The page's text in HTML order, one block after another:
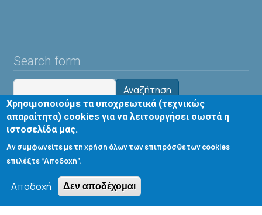
Search form
Αναζήτηση
Tools
Cookie settings
Μενού λογαριασμού χρήστη
Copyright © 2020 Department of Chemical Engineering,
Χρησιμοποιούμε τα υποχρεωτικά (τεχνικώς
απαραίτητα) cookies για να λειτουργήσει σωστά η
ιστοσελίδα μας.
Αν συμφωνείτε με τη χρήση όλων των επιπρόσθετων cookies
επιλέξτε “Αποδοχή”.
Αποδοχή Δεν αποδέχομαι